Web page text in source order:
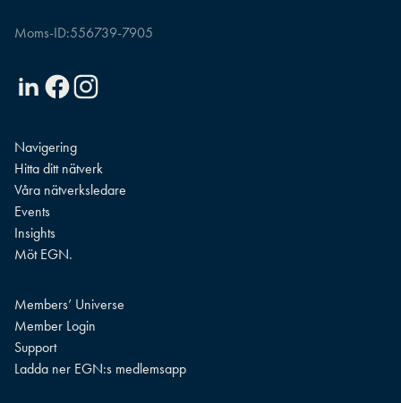
Moms-ID:556739-7905
LinkedinFacebookInstagram
Navigering
Hitta ditt nätverk
Våra nätverksledare
Events
Insights
Möt EGN.
Members’ Universe
Member Login
Support
Ladda ner EGN:s medlemsapp